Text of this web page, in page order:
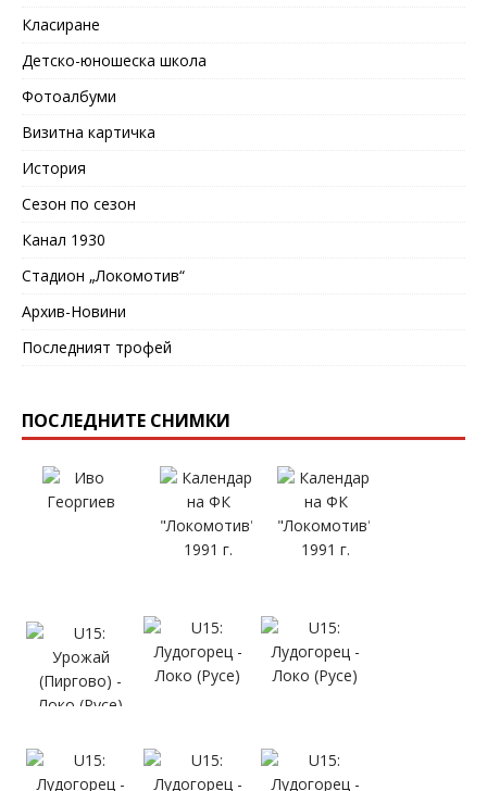
Класиране
Детско-юношеска школа
Фотоалбуми
Визитна картичка
История
Сезон по сезон
Канал 1930
Стадион „Локомотив“
Архив-Новини
Последният трофей
ПОСЛЕДНИТЕ СНИМКИ